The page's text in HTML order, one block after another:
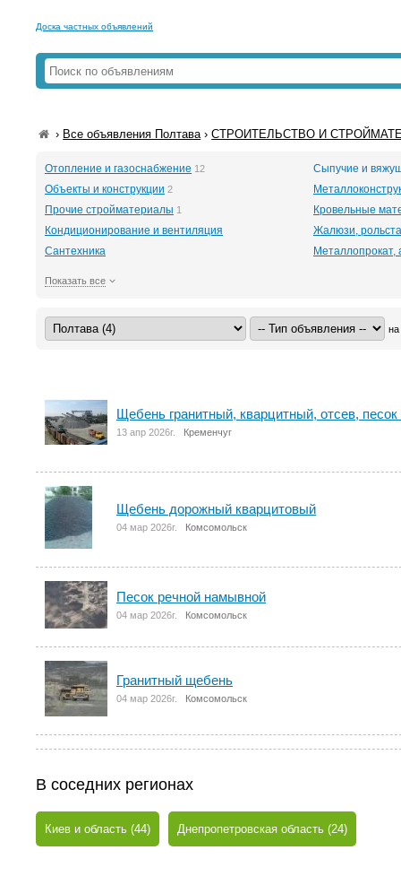
Доска частных объявлений
› Все объявления Полтава›СТРОИТЕЛЬСТВО И
Отопление и газоснабжение 12
Сыпучие и
Объекты и конструкции 2
Прочие стройматериалы 1
Кровельные
Кондиционирование и вентиляция
Жалюзи,
Сантехника
Металлопрокат,
Показать все
на
Щебень гранитный, кварцитный, отсев, песок
13 апр 2026г. Кременчуг
Щебень дорожный кварцитовый
04 мар 2026г. Комсомольск
Песок речной намывной
04 мар 2026г. Комсомольск
Гранитный щебень
04 мар 2026г. Комсомольск
В соседних регионах
Киев и область (44) Днепропетровская область (24)